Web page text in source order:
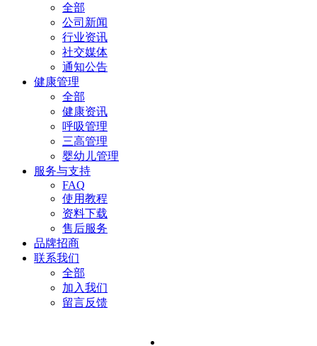
全部
公司新闻
行业资讯
社交媒体
通知公告
健康管理
全部
健康资讯
呼吸管理
三高管理
婴幼儿管理
服务与支持
FAQ
使用教程
资料下载
售后服务
品牌招商
联系我们
全部
加入我们
留言反馈